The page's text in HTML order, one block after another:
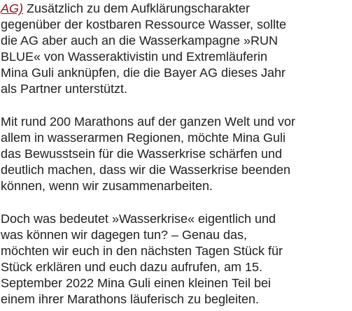
AG) Zusätzlich zu dem Aufklärungscharakter
gegenüber der kostbaren Ressource Wasser, sollte
die AG aber auch an die Wasserkampagne »RUN
BLUE« von Wasseraktivistin und Extremläuferin
Mina Guli anknüpfen, die die Bayer AG dieses Jahr
als Partner unterstützt.
Mit rund 200 Marathons auf der ganzen Welt und vor
allem in wasserarmen Regionen, möchte Mina Guli
das Bewusstsein für die Wasserkrise schärfen und
deutlich machen, dass wir die Wasserkrise beenden
können, wenn wir zusammenarbeiten.
Doch was bedeutet »Wasserkrise« eigentlich und
was können wir dagegen tun? – Genau das,
möchten wir euch in den nächsten Tagen Stück für
Stück erklären und euch dazu aufrufen, am 15.
September 2022 Mina Guli einen kleinen Teil bei
einem ihrer Marathons läuferisch zu begleiten.